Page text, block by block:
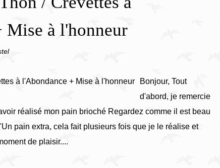
Mise à l'honneur
Bonjour, Tout
d'abord, je remercie
réalisé mon pain brioché Regardez comme il est beau
pain extra, cela fait plusieurs fois que je le réalise et
de plaisir....